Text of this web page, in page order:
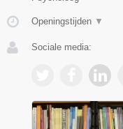
Openingstijden ▼
Sociale media: